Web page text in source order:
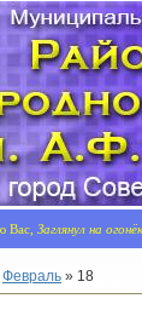
Вас, Заглянул на огонёк
Февраль » 18